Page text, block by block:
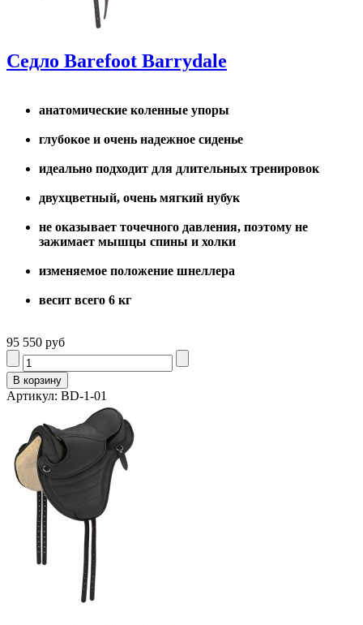
Седло Barefoot Barrydale
анатомические коленные упоры
глубокое и очень надежное сиденье
идеально подходит для длительных тренировок
двухцветный, очень мягкий нубук
не оказывает точечного давления, поэтому не
зажимает мышцы спины и холки
изменяемое положение шнеллера
весит всего 6 кг
95 550 руб
Артикул: BD-1-01